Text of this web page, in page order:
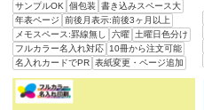
サンプルOK 個包装
書き込みスペース大
年表ページ
前後月表示:前後3ヶ月以上
メモスペース:罫線無し
六曜 土曜日色分け
フルカラー名入れ対応 10冊から注文可能
名入れカードでPR 表紙変更・ページ追加